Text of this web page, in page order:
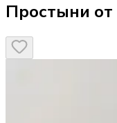
Простыни